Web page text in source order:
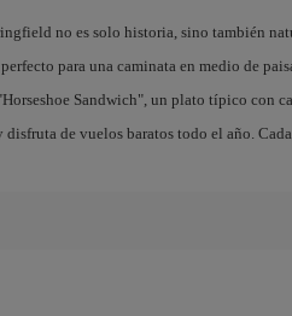
no es solo historia, sino también
para una caminata en medio de
Sandwich", un plato típico con
disfruta de vuelos baratos todo el año.